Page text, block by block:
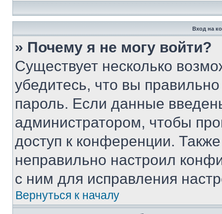
Вход на
» Почему я не могу войти?
Существует несколько
убедитесь, что вы
пароль. Если данные
администратором, чтобы
доступ к конференции.
неправильно настроил
с ним для исправления
Вернуться к началу